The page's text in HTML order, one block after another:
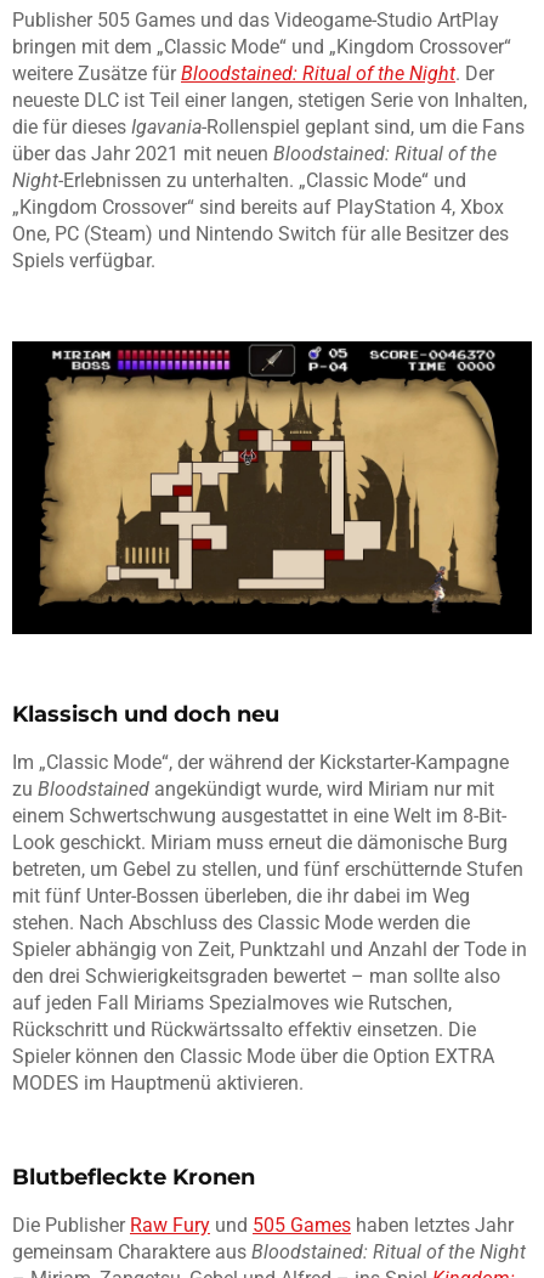
Publisher 505 Games und das Videogame-Studio ArtPlay
bringen mit dem „Classic Mode“ und „Kingdom Crossover“
weitere Zusätze fürBloodstained: Ritual of the Night. Der
neueste DLC ist Teil einer langen, stetigen Serie von Inhalten,
die für dieses Igavania-Rollenspiel geplant sind, um die Fans
über das Jahr 2021 mit neuen Bloodstained: Ritual of the
Night-Erlebnissen zu unterhalten. „Classic Mode“ und
„Kingdom Crossover“ sind bereits auf PlayStation 4, Xbox
One, PC (Steam) und Nintendo Switch für alle Besitzer des
Spiels verfügbar.
Klassisch und doch neu
Im „Classic Mode“, der während der Kickstarter-Kampagne
zu Bloodstained angekündigt wurde, wird Miriam nur mit
einem Schwertschwung ausgestattet in eine Welt im 8-Bit-
Look geschickt. Miriam muss erneut die dämonische Burg
betreten, um Gebel zu stellen, und fünf erschütternde Stufen
mit fünf Unter-Bossen überleben, die ihr dabei im Weg
stehen. Nach Abschluss des Classic Mode werden die
Spieler abhängig von Zeit, Punktzahl und Anzahl der Tode in
den drei Schwierigkeitsgraden bewertet – man sollte also
auf jeden Fall Miriams Spezialmoves wie Rutschen,
Rückschritt und Rückwärtssalto effektiv einsetzen. Die
Spieler können den Classic Mode über die Option EXTRA
MODES im Hauptmenü aktivieren.
Blutbefleckte Kronen
Die Publisher Raw Fury und 505 Games haben letztes Jahr
gemeinsam Charaktere aus Bloodstained: Ritual of the Night